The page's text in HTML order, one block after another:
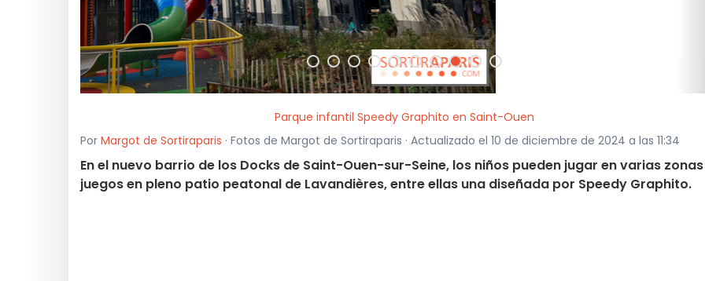
Parque infantil Speedy Graphito en Saint-Ouen
Por Margot de Sortiraparis · Fotos de Margot de Sortiraparis · Actualizado el 10 de diciembre de 2024 a las 11:34
En el nuevo barrio de los Docks de Saint-Ouen-sur-Seine, los niños pueden jugar en varias
juegos en pleno patio peatonal de Lavandières, entre ellas una diseñada por Speedy Graphito.